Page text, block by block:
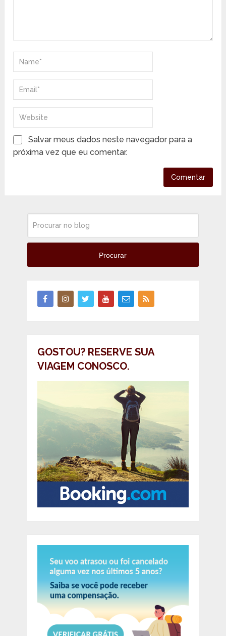
Salvar meus dados neste navegador para a
próxima vez que eu comentar.
Procurar
GOSTOU? RESERVE SUA
VIAGEM CONOSCO.